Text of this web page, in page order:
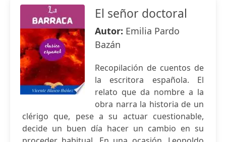
El señor doctoral
Autor: Emilia Pardo
Bazán
Recopilación de cuentos de
la escritora española. El
relato que da nombre a la
obra narra la historia de un
clérigo que, pese a su actuar cuestionable,
decide un buen día hacer un cambio en su